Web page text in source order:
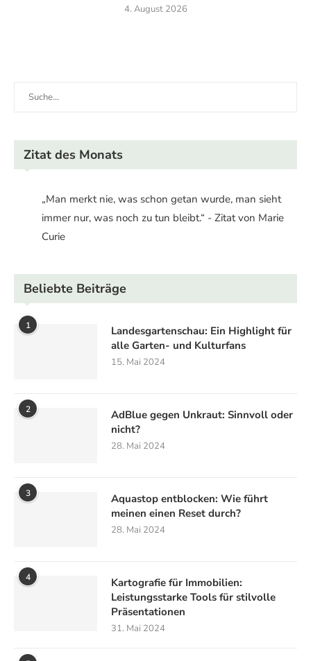
4. August 2026
Zitat des Monats
„Man merkt nie, was schon getan wurde, man sieht
immer nur, was noch zu tun bleibt.“ - Zitat von Marie
Curie
Beliebte Beiträge
1
Landesgartenschau: Ein Highlight für
alle Garten- und Kulturfans
15. Mai 2024
2
AdBlue gegen Unkraut: Sinnvoll oder
nicht?
28. Mai 2024
3
Aquastop entblocken: Wie führt
meinen einen Reset durch?
28. Mai 2024
4
Kartografie für Immobilien:
Leistungsstarke Tools für stilvolle
Präsentationen
31. Mai 2024